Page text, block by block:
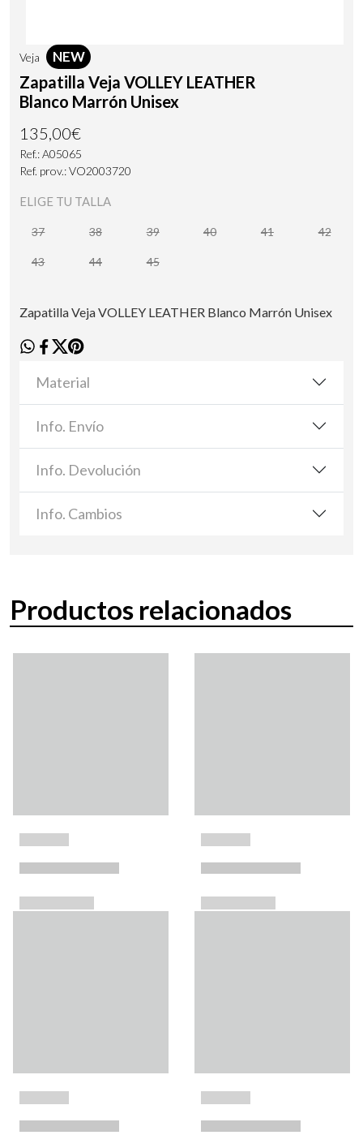
Veja NEW
Zapatilla Veja VOLLEY LEATHER
Blanco Marrón Unisex
135,00€
Ref.: A05065
Ref. prov.: VO2003720
ELIGE TU TALLA
37 38 39 40 41 42
43 44 45
Zapatilla Veja VOLLEY LEATHER Blanco Marrón Unisex
Material
Info. Envío
Info. Devolución
Info. Cambios
Productos relacionados